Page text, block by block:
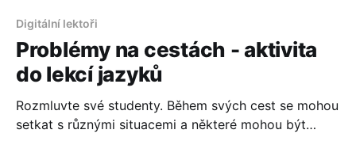
Digitální lektoři
Problémy na cestách - aktivita
do lekcí jazyků
Rozmluvte své studenty. Během svých cest se mohou
setkat s různými situacemi a některé mohou být